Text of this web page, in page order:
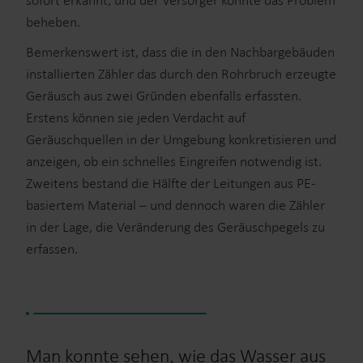
beheben.
Bemerkenswert ist, dass die in den Nachbargebäuden
installierten Zähler das durch den Rohrbruch erzeugte
Geräusch aus zwei Gründen ebenfalls erfassten.
Erstens können sie jeden Verdacht auf
Geräuschquellen in der Umgebung konkretisieren und
anzeigen, ob ein schnelles Eingreifen notwendig ist.
Zweitens bestand die Hälfte der Leitungen aus PE-
basiertem Material – und dennoch waren die Zähler
in der Lage, die Veränderung des Geräuschpegels zu
erfassen.
Man konnte sehen, wie das Wasser aus